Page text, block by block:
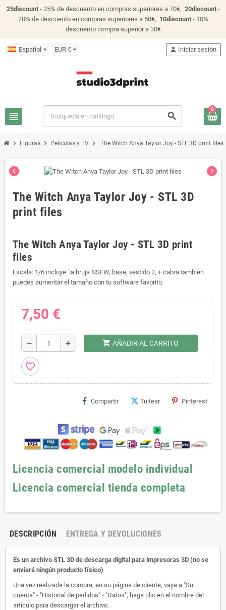
25discount- 25% de descuento en compras superiores a 70€, 20discount-
20% de descuento en compras superiores a 50€, 10discount- 10%
descuento compra superior a 30€
Español EUR €
view_headline search
person Iniciar sesión
0
chevron_right Figuras chevron_right Peliculas y TV chevron_right The Witch Anya Taylor Joy - STL 3D print files
chevron_left chevron_right
The Witch Anya Taylor Joy - STL 3D
print files
The Witch Anya Taylor Joy - STL 3D print
files
Escala: 1/6 incluye: la bruja NSFW, base, vestido 2, + cabra también
puedes aumentar el tamaño con tu software favorito.
7,50 €
remove add shopping_cart AÑADIR AL CARRITO
favorite_border
Compartir Tuitear Pinterest
Licencia comercial modelo individual
Licencia comercial tienda completa
DESCRIPCIÓN ENTREGA Y DEVOLUCIONES
Es un archivo STL 3D de descarga digital para impresoras 3D (no se
enviará ningún producto físico)
Una vez realizada la compra, en su página de cliente, vaya a "Su
cuenta" - "Historial de pedidos" - "Datos", haga clic en el nombre del
artículo para descargar el archivo.